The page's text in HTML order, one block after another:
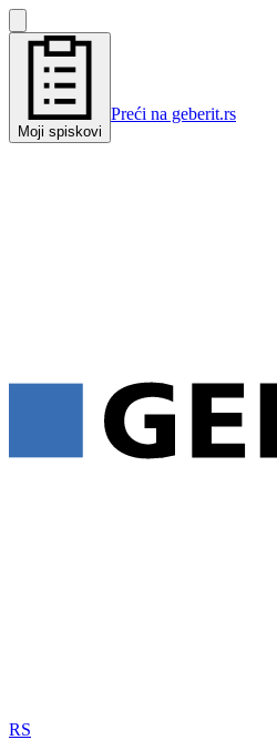
Moji spiskovi
Preći na geberit.rs
RS